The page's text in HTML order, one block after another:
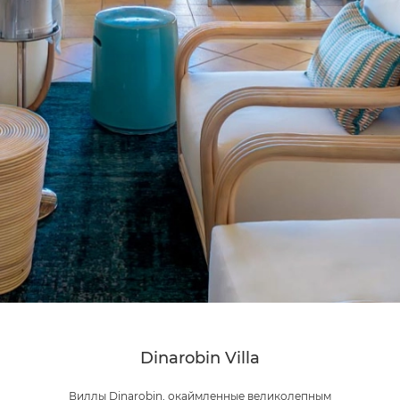
Dinarobin Villa
Виллы Dinarobin, окаймленные великолепным